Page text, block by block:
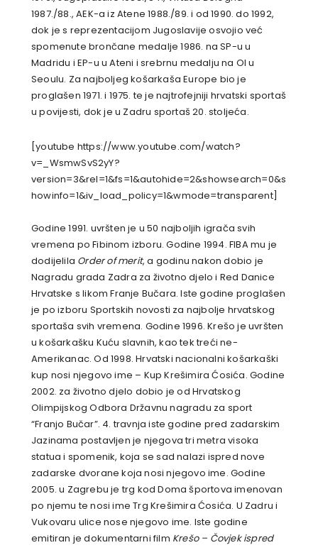
1987./88., AEK-a iz Atene 1988./89. i od 1990. do 1992,
dok je s reprezentacijom Jugoslavije osvojio već
spomenute brončane medalje 1986. na SP-u u
Madridu i EP-u u Ateni i srebrnu medalju na OI u
Seoulu. Za najboljeg košarkaša Europe bio je
proglašen 1971. i 1975. te je najtrofejniji hrvatski sportaš
u povijesti, dok je u Zadru sportaš 20. stoljeća.
[youtube https://www.youtube.com/watch?
v=_WsmwSvS2yY?
version=3&rel=1&fs=1&autohide=2&showsearch=0&s
howinfo=1&iv_load_policy=1&wmode=transparent]
Godine 1991. uvršten je u 50 najboljih igrača svih
vremena po Fibinom izboru. Godine 1994. FIBA mu je
dodijelila Order of merit, a godinu nakon dobio je
Nagradu grada Zadra za životno djelo i Red Danice
Hrvatske s likom Franje Bučara. Iste godine proglašen
je po izboru Sportskih novosti za najbolje hrvatskog
sportaša svih vremena. Godine 1996. Krešo je uvršten
u košarkašku Kuću slavnih, kao tek treći ne-
Amerikanac. Od 1998. Hrvatski nacionalni košarkaški
kup nosi njegovo ime – Kup Krešimira Ćosića. Godine
2002. za životno djelo dobio je od Hrvatskog
Olimpijskog Odbora Državnu nagradu za sport
“Franjo Bučar”. 4. travnja iste godine pred zadarskim
Jazinama postavljen je njegova tri metra visoka
statua i spomenik, koja se sad nalazi ispred nove
zadarske dvorane koja nosi njegovo ime. Godine
2005. u Zagrebu je trg kod Doma športova imenovan
po njemu te nosi ime Trg Krešimira Ćosića. U Zadru i
Vukovaru ulice nose njegovo ime. Iste godine
emitiran je dokumentarni film Krešo – Čovjek ispred